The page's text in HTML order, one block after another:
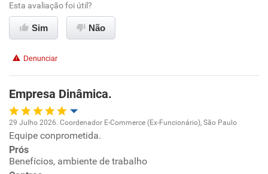
Conciliação com a vida familiar
Benefícios
Não recomenda a diretoria
Esta avaliação foi útil?
Sim Não
Denunciar
Empresa Dinâmica.
Oportunidade de promoção
Ambiente de trabalho
29 Julho 2026. Coordenador E-Commerce (Ex-Funcionário), São Paulo
Equipe conprometida.
Prós
Benefícios, ambiente de trabalho